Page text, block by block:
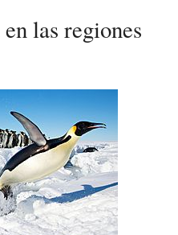
las regiones